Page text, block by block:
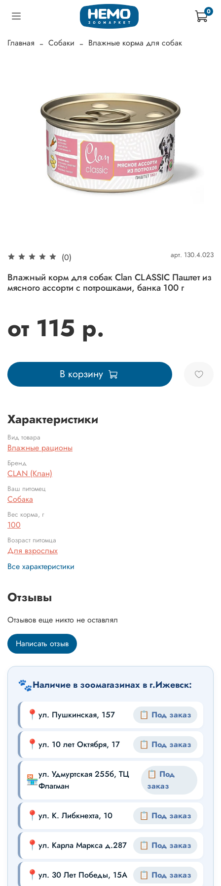
0
Главная Собаки Влажные корма для собак
(0) арт. 130.4.023
Влажный корм для собак Clan CLASSIC Паштет из
мясного ассорти с потрошками, банка 100 г
от 115 р.
В корзину
Характеристики
Вид товара
Влажные рационы
Бренд
CLAN (Клан)
Ваш питомец
Собака
Вес корма, г
100
Возраст питомца
Для взрослых
Все характеристики
Отзывы
Отзывов еще никто не оставлял
Написать отзыв
🐾Наличие в зоомагазинах в г.Ижевск:
📍 ул. Пушкинская, 157 📋 Под заказ
📍 ул. 10 лет Октября, 17 📋 Под заказ
🏪ул. Удмуртская 255б, ТЦ
Флагман
📋 Под
заказ
📍 ул. К. Либкнехта, 10 📋 Под заказ
📍 ул. Карла Маркса д.287 📋 Под заказ
📍 ул. 30 Лет Победы, 15А 📋 Под заказ